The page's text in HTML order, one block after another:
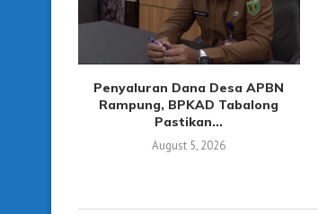
Penyaluran Dana Desa APBN
Rampung, BPKAD Tabalong
Pastikan...
August 5, 2026